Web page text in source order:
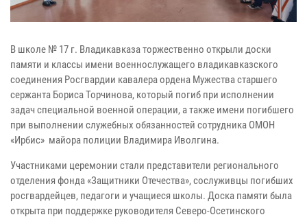
В школе № 17 г. Владикавказа торжественно открыли доски
памяти и классы имени военнослужащего владикавказского
соединения Росгвардии кавалера ордена Мужества старшего
сержанта Бориса Торчинова, который погиб при исполнении
задач специальной военной операции, а также имени погибшего
при выполнении служебных обязанностей сотрудника ОМОН
«Ирбис» майора полиции Владимира Иволгина.
Участниками церемонии стали представители регионального
отделения фонда «Защитники Отечества», сослуживцы погибших
росгвардейцев, педагоги и учащиеся школы. Доска памяти была
открыта при поддержке руководителя Северо-Осетинского